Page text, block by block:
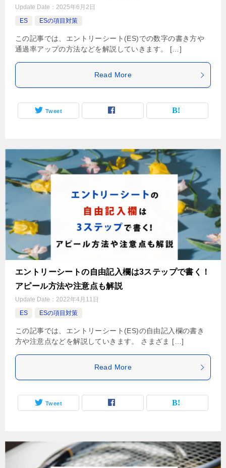
Update Date： 2025年6月2日
ES
ESの項目対策
この記事では、エントリーシート(ES)での数字の書き方や
通過率アップの方法などを解説していきます。 […]
Read More
Tweet
エントリーシートの自由記入欄は3ステップで書く！
アピール方法や注意点も解説
Update Date： 2022年4月11日
ES
ESの項目対策
この記事では、エントリーシート(ES)の自由記入欄の書き
方や注意点などを解説していきます。 さまざま […]
Read More
Tweet